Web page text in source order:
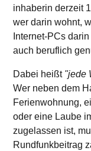
inhaberin derzeit
wer darin wohnt,
Internet-PCs
auch beruflich
Dabei heißt "jede
Wer neben dem
Ferienwohnung,
oder eine Laube
zugelassen ist,
Rundfunkbeitrag